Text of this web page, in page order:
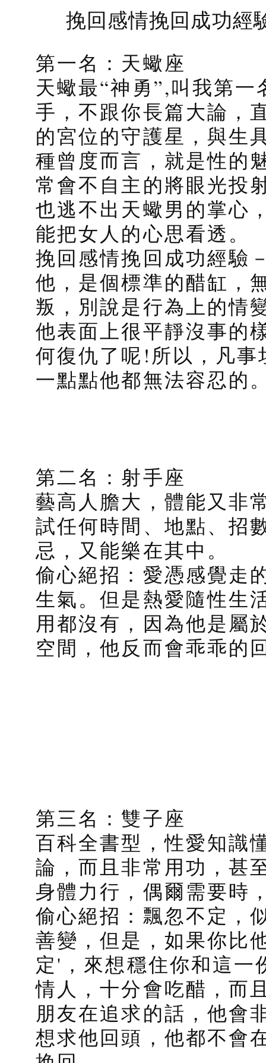
挽回感情挽回成功經
第一名：天蠍座
天蠍最“神勇”,叫我第
手，不跟你長篇大論，
的宮位的守護星，與生
種曾度而言，就是性的
常會不自主的將眼光投
也逃不出天蠍男的掌心
能把女人的心思看透。
挽回感情挽回成功經驗
他，是個標準的醋缸，
叛，別說是行為上的情
他表面上很平靜沒事的
何復仇了呢!所以，凡
一點點他都無法容忍的
第二名：射手座
藝高人膽大，體能又非
試任何時間、地點、招
忌，又能樂在其中。
偷心絕招：愛憑感覺走
生氣。但是熱愛隨性生
用都沒有，因為他是屬
空間，他反而會乖乖的
第三名：雙子座
百科全書型，性愛知識
論，而且非常用功，甚
身體力行，偶爾需要時
偷心絕招：飄忽不定，
善變，但是，如果你比
定'，來想穩住你和這一
情人，十分會吃醋，而
朋友在追求的話，他會
想求他回頭，他都不會